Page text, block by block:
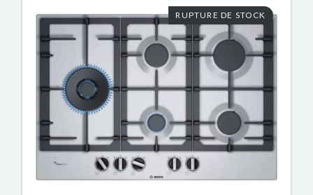
RUPTURE DE STOCK